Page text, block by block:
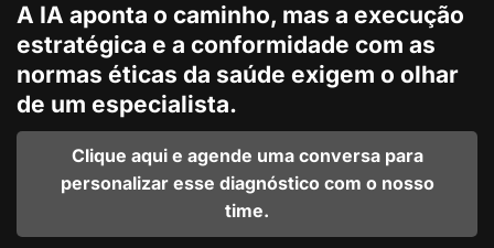
A IA aponta o caminho, mas a execução
estratégica e a conformidade com as
normas éticas da saúde exigem o olhar
de um especialista.
Clique aqui e agende uma conversa para
personalizar esse diagnóstico com o nosso
time.